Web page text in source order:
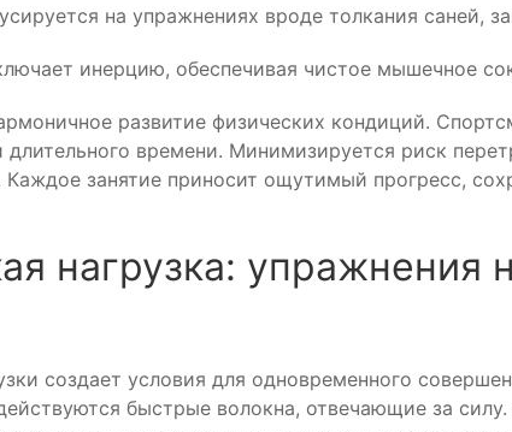
на упражнениях вроде толкания саней,
инерцию, обеспечивая чистое мышечное
развитие физических кондиций.
времени. Минимизируется риск
занятие приносит ощутимый прогресс,
нагрузка: упражнения
создает условия для одновременного
быстрые волокна, отвечающие за